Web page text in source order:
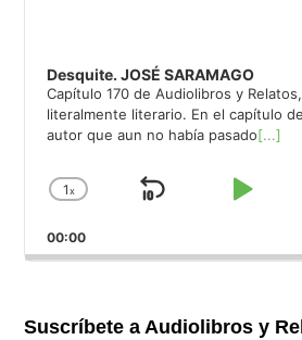
Desquite. JOSÉ SARAMAGO
Capítulo 170 de Audiolibros y
literalmente literario. En el capítulo
autor que aun no había pasado[...]
Cambiar
velocidad
de
1x
Saltar
atrás
00:00
Suscríbete a Audiolibros y